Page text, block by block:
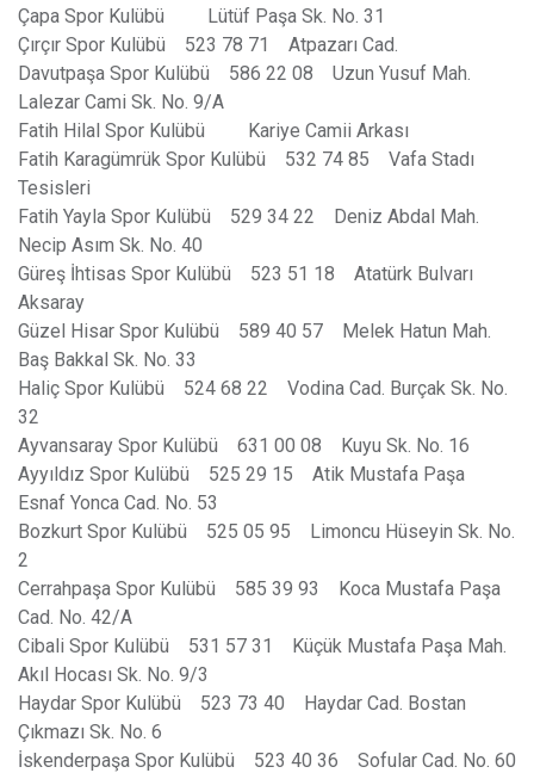
Çapa Spor Kulübü Lütüf Paşa Sk. No. 31
Çırçır Spor Kulübü 523 78 71 Atpazarı Cad.
Davutpaşa Spor Kulübü 586 22 08 Uzun Yusuf Mah.
Lalezar Cami Sk. No. 9/A
Fatih Hilal Spor Kulübü Kariye Camii Arkası
Fatih Karagümrük Spor Kulübü 532 74 85 Vafa Stadı
Tesisleri
Fatih Yayla Spor Kulübü 529 34 22 Deniz Abdal Mah.
Necip Asım Sk. No. 40
Güreş İhtisas Spor Kulübü 523 51 18 Atatürk Bulvarı
Aksaray
Güzel Hisar Spor Kulübü 589 40 57 Melek Hatun Mah.
Baş Bakkal Sk. No. 33
Haliç Spor Kulübü 524 68 22 Vodina Cad. Burçak Sk. No.
32
Ayvansaray Spor Kulübü 631 00 08 Kuyu Sk. No. 16
Ayyıldız Spor Kulübü 525 29 15 Atik Mustafa Paşa
Esnaf Yonca Cad. No. 53
Bozkurt Spor Kulübü 525 05 95 Limoncu Hüseyin Sk. No.
2
Cerrahpaşa Spor Kulübü 585 39 93 Koca Mustafa Paşa
Cad. No. 42/A
Cibali Spor Kulübü 531 57 31 Küçük Mustafa Paşa Mah.
Akıl Hocası Sk. No. 9/3
Haydar Spor Kulübü 523 73 40 Haydar Cad. Bostan
Çıkmazı Sk. No. 6
İskenderpaşa Spor Kulübü 523 40 36 Sofular Cad. No. 60